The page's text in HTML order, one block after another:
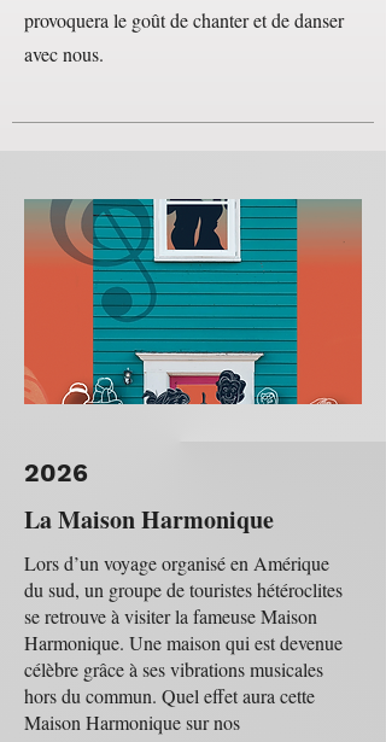
provoquera le goût de chanter et de danser
avec nous.
2026
La Maison Harmonique
Lors d’un voyage organisé en Amérique
du sud, un groupe de touristes hétéroclites
se retrouve à visiter la fameuse Maison
Harmonique. Une maison qui est devenue
célèbre grâce à ses vibrations musicales
hors du commun. Quel effet aura cette
Maison Harmonique sur nos